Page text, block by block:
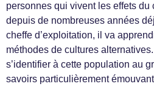
personnes qui vivent les effets
depuis de nombreuses années
cheffe d’exploitation, il va
méthodes de cultures
s’identifier à cette population au
savoirs particulièrement